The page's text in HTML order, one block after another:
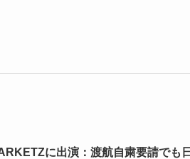
に出演：渡航自粛要請でも